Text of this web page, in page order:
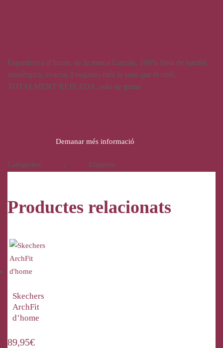
Espardenya d’home, de la marca Garzón, 100% fibra de bambú
antalèrgica, evacua 3 vegades més la suor que el cotó,
TOTALMENT REIXADA, sola de goma
Demanar més informació
Categories: , Etiqueta:
Productes relacionats
Skechers
ArchFit
d’home
89,95€